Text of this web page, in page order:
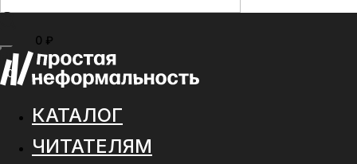
0 ₽
МЕНЮ
0
КАТАЛОГ
ЧИТАТЕЛЯМ